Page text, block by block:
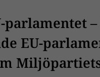
parlamentet
EU-